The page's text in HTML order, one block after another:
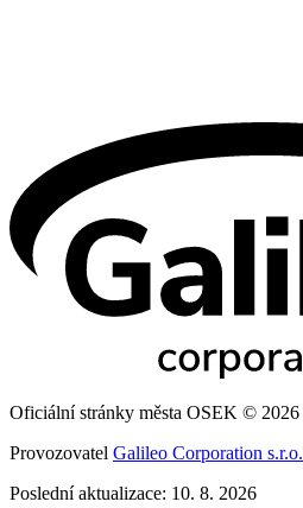
Oficiální stránky města OSEK © 2026
Provozovatel Galileo Corporation s.r.o.
Poslední aktualizace: 10. 8. 2026